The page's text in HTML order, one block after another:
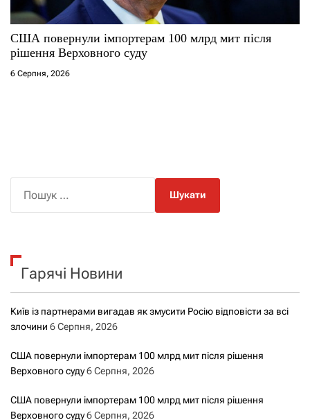
США повернули імпортерам 100 млрд мит після
рішення Верховного суду
6 Серпня, 2026
к
Гарячі Новини
Київ із партнерами вигадав як змусити Росію відповісти за всі
злочини 6 Серпня, 2026
США повернули імпортерам 100 млрд мит після рішення
Верховного суду6 Серпня, 2026
США повернули імпортерам 100 млрд мит після рішення
Верховного суду6 Серпня, 2026